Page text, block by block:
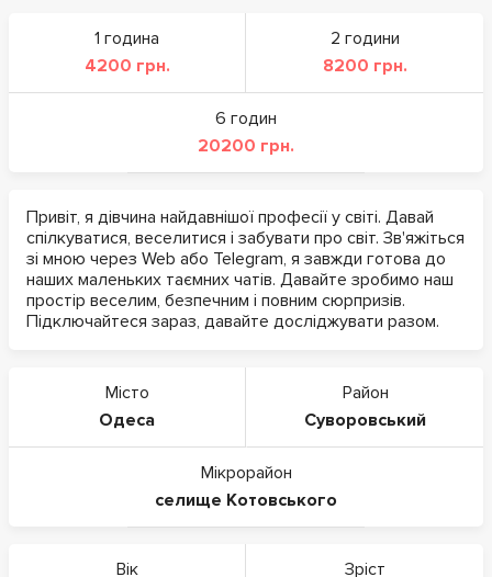
1 година
4200 грн.
2 години
8200 грн.
6 годин
20200 грн.
Привіт, я дівчина найдавнішої професії у світі. Давай
спілкуватися, веселитися і забувати про світ. Зв'яжіться
зі мною через Web або Telegram, я завжди готова до
наших маленьких таємних чатів. Давайте зробимо наш
простір веселим, безпечним і повним сюрпризів.
Підключайтеся зараз, давайте досліджувати разом.
Місто
Одеса
Район
Суворовський
Мікрорайон
селище Котовського
Вік Зріст